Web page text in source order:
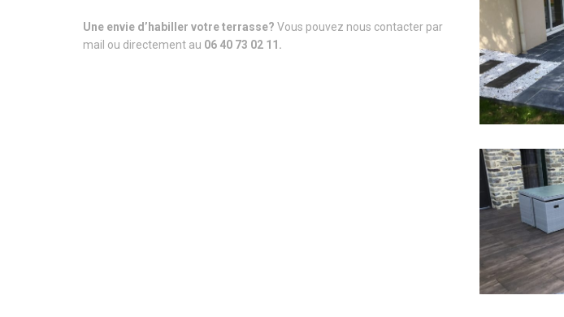
Une envie d’habiller votre terrasse? Vous pouvez nous contacter par
mail ou directement au 06 40 73 02 11.